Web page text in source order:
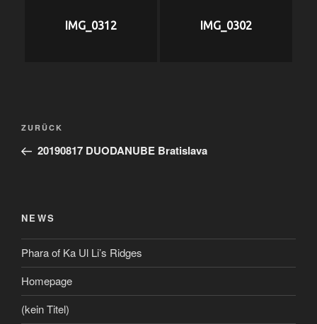
IMG_0312 IMG_0302
Beitragsnavigation
Vorheriger
Beitrag
ZURÜCK
20190817 DUODANUBE Bratislava
NEWS
Phara of Ka Ul Li’s Ridges
Homepage
(kein Titel)